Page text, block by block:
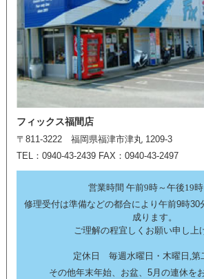
フィックス福間店
〒811-3222 福岡県福津市津丸 1209-3
TEL：0940-43-2439 FAX：0940-43-2497
営業時間 午前9時～午後19
修理受付は準備などの都合により午前9時30
成ります。
ご理解の程宜しくお願い申し上
定休日 毎週水曜日・木曜日,第
その他年末年始、お盆、5月の連休を